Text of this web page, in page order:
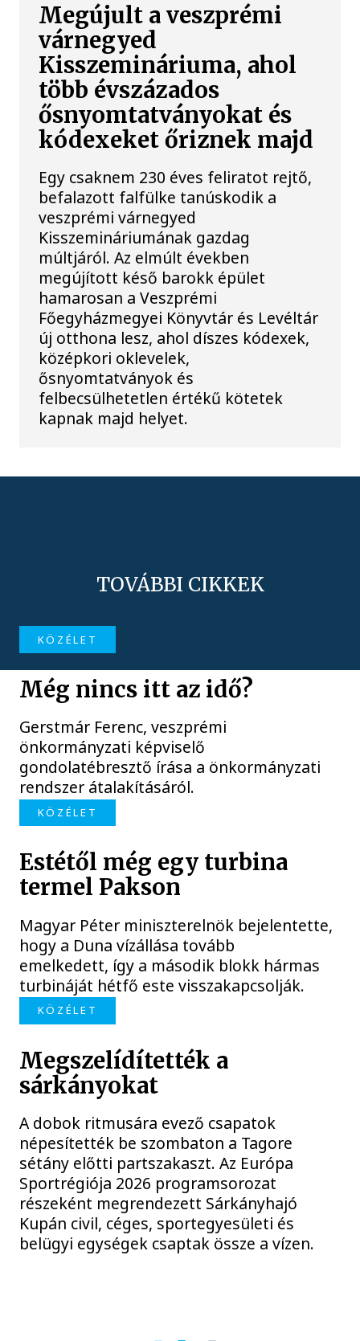
Megújult a veszprémi
várnegyed
Kisszemináriuma, ahol
több évszázados
ősnyomtatványokat és
kódexeket őriznek majd
Egy csaknem 230 éves feliratot rejtő,
befalazott falfülke tanúskodik a
veszprémi várnegyed
Kisszemináriumának gazdag
múltjáról. Az elmúlt években
megújított késő barokk épület
hamarosan a Veszprémi
Főegyházmegyei Könyvtár és Levéltár
új otthona lesz, ahol díszes kódexek,
középkori oklevelek,
ősnyomtatványok és
felbecsülhetetlen értékű kötetek
kapnak majd helyet.
TOVÁBBI CIKKEK
KÖZÉLET
Még nincs itt az idő?
Gerstmár Ferenc, veszprémi
önkormányzati képviselő
gondolatébresztő írása a önkormányzati
rendszer átalakításáról.
KÖZÉLET
Estétől még egy turbina
termel Pakson
Magyar Péter miniszterelnök bejelentette,
hogy a Duna vízállása tovább
emelkedett, így a második blokk hármas
turbináját hétfő este visszakapcsolják.
KÖZÉLET
Megszelídítették a
sárkányokat
A dobok ritmusára evező csapatok
népesítették be szombaton a Tagore
sétány előtti partszakaszt. Az Európa
Sportrégiója 2026 programsorozat
részeként megrendezett Sárkányhajó
Kupán civil, céges, sportegyesületi és
belügyi egységek csaptak össze a vízen.